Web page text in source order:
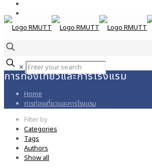
✕
การท่องเที่ยวและการโรงแรม
Home
การท่องเที่ยวและการโรงแรม
Filter by
Categories
Tags
Authors
Show all